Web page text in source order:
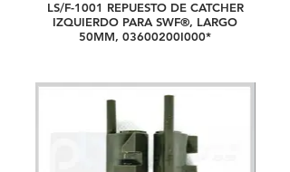
LS/F-1001 REPUESTO DE CATCHER
IZQUIERDO PARA SWF®, LARGO
50MM, 03600200I000*